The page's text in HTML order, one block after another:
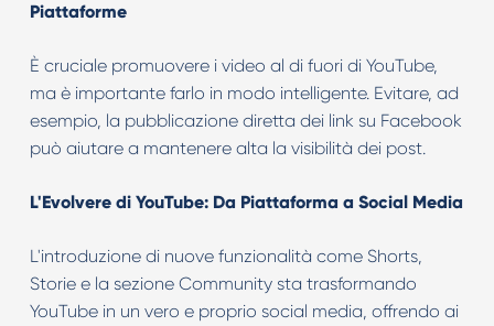
Piattaforme
È cruciale promuovere i video al di fuori di YouTube,
ma è importante farlo in modo intelligente. Evitare, ad
esempio, la pubblicazione diretta dei link su Facebook
può aiutare a mantenere alta la visibilità dei post.
L'Evolvere di YouTube: Da Piattaforma a Social Media
L'introduzione di nuove funzionalità come Shorts,
Storie e la sezione Community sta trasformando
YouTube in un vero e proprio social media, offrendo ai